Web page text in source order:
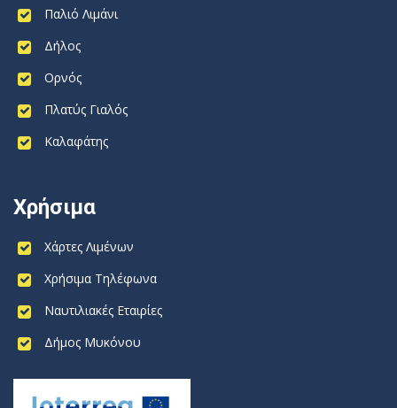
Παλιό Λιμάνι
Δήλος
Ορνός
Πλατύς Γιαλός
Καλαφάτης
Χρήσιμα
Χάρτες Λιμένων
Χρήσιμα Τηλέφωνα
Ναυτιλιακές Εταιρίες
Δήμος Μυκόνου